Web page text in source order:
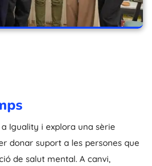
Iguality i explora una sèrie
donar suport a les persones que
de salut mental. A canvi,